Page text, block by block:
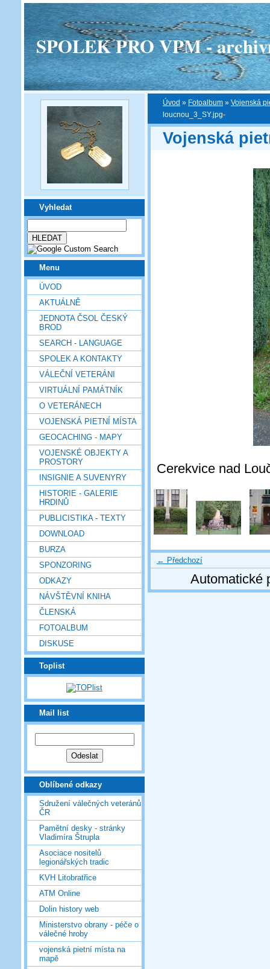
SPOLEK PRO VPM -
Vyhledat
Menu
ÚVOD
AKTUÁLNĚ
JEDNOTA ČSOL ČESKÝ
BROD
SEARCH - LANGUAGE
SPOLEK A KONTAKTY
VÁLEČNÍ VETERÁNI
VIRTUÁLNÍ PAMÁTNÍK
O VETERÁNECH
VOJENSKÁ PIETNÍ MÍSTA
GEOCACHING - MAPY
VOJENSKÉ OBJEKTY A
PROSTORY
INSIGNIE A SUVENYRY
HISTORIE - GALERIE
HRDINŮ
PUBLICISTIKA - TEXTY
DOWNLOAD
BURZA
SPONZORING
ODKAZY
NÁVŠTĚVNÍ KNIHA
ČLENSKÁ
FOTOALBUM
DISKUSE
Toplist
Mail list
Oblíbené odkazy
Sdružení válečných veteránů
ČR
Pamětní desky - stránky
Vladimíra Štrupla
Asociace nositelů
legionářských tradic
KVH Litobratřice
ATM Online
Dolin history web
Ministerstvo obrany - péče o
válečné hroby
vojenská pietní místa na
mapě
Úvod » Fotoalbum » Vojenská
loucnou_3_SY.jpg-
Vojenská
Cerekvice nad
← Předchozí
Automatické